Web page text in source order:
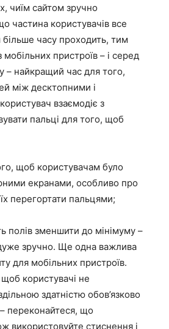
чиїм сайтом зручно
частина користувачів все
часу проходить, тим
мобільних пристроїв – і серед
– найкращий час для того,
між десктопними і
взаємодіє з
пальці для того, щоб
щоб користувачам було
екранами, особливо про
перегортати пальцями;
полів зменшити до мінімуму –
зручно. Ще одна важлива
для мобільних пристроїв.
користувачі не
здатністю обов’язково
переконайтеся, що
використовуйте стиснення і